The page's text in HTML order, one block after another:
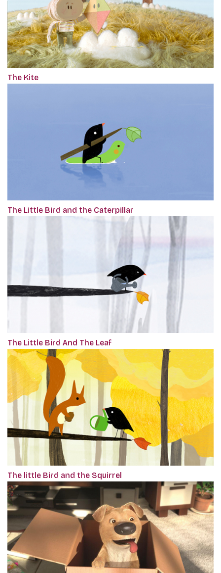
The Kite
The Little Bird and the Caterpillar
The Little Bird And The Leaf
The little Bird and the Squirrel